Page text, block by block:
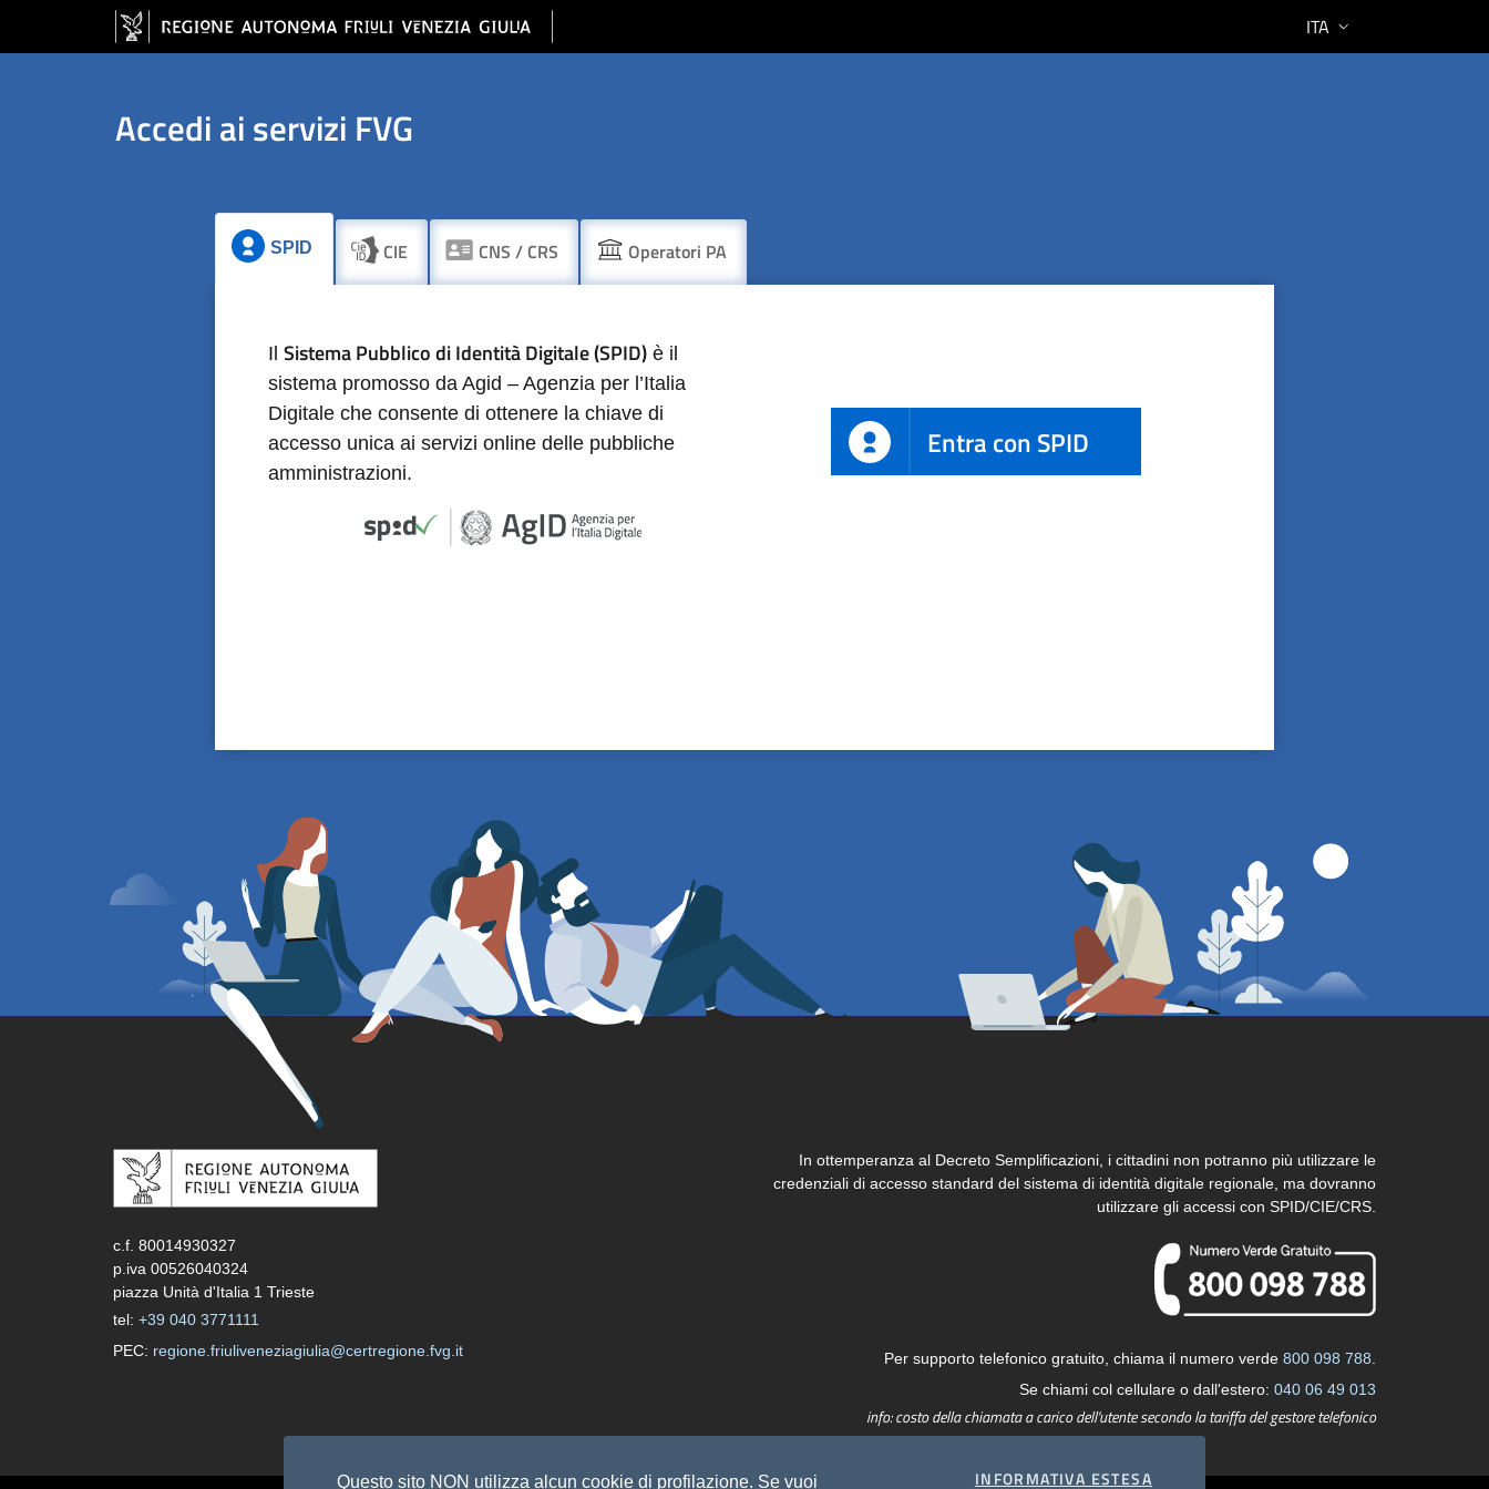
Vai al contenuto principale ITA
Accedi ai servizi FVG
tab
SPID tab
CIE tab
CNS / CRS tab
Operatori PA
Il Sistema Pubblico di Identità Digitale (SPID) è il
sistema promosso da Agid – Agenzia per l’Italia
Digitale che consente di ottenere la chiave di
accesso unica ai servizi online delle pubbliche
amministrazioni.
Entra con SPID
c.f. 80014930327
p.iva 00526040324
piazza Unità d'Italia 1 Trieste
tel: +39 040 3771111
PEC: regione.friuliveneziagiulia@certregione.fvg.it
In ottemperanza al Decreto Semplificazioni, i cittadini non potranno più utilizzare le
credenziali di accesso standard del sistema di identità digitale regionale, ma dovranno
utilizzare gli accessi con SPID/CIE/CRS.
Per supporto telefonico gratuito, chiama il numero verde 800 098 788
Se chiami col cellulare o dall'estero: 040 06 49 013
info: costo della chiamata a carico dell'utente secondo la tariffa del gestore telefonico
Questo sito NON utilizza alcun cookie di profilazione. Se vuoi INFORMATIVA ESTESA COOKIES